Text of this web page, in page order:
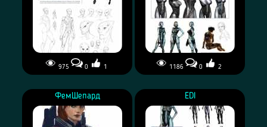
975 0 1 1186 0 2
ФемШепард EDI